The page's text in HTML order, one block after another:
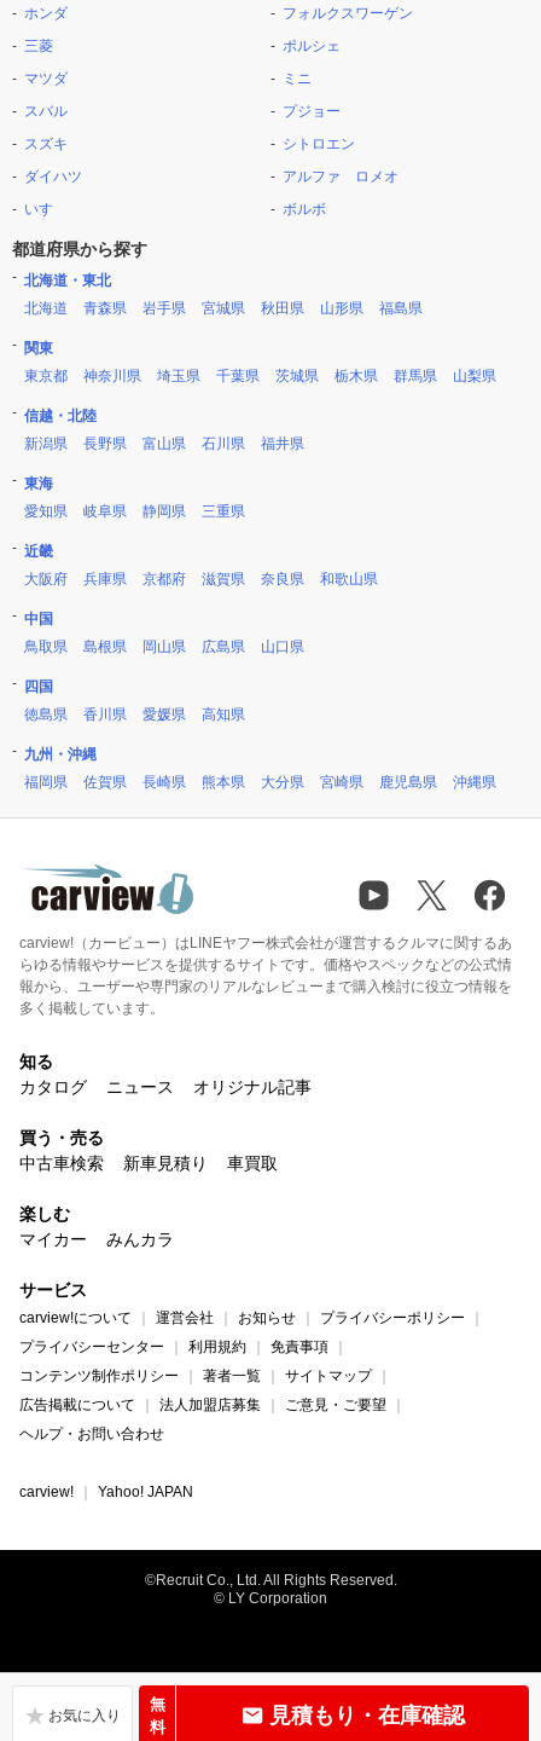
無
料
見積もり・在庫確認
ホンダ
三菱
マツダ
スバル
スズキ
ダイハツ
いすゞ
フォルクスワーゲン
ポルシェ
ミニ
プジョー
シトロエン
アルファ ロメオ
ボルボ
都道府県から探す
北海道・東北
北海道
青森県 岩手県 宮城県 秋田県 山形県 福島県
関東
東京都
神奈川県 埼玉県 千葉県 茨城県 栃木県 群馬県 山梨県
信越・北陸
新潟県
長野県 富山県 石川県 福井県
東海
愛知県
岐阜県 静岡県 三重県
近畿
大阪府
兵庫県 京都府 滋賀県 奈良県 和歌山県
中国
鳥取県
島根県 岡山県 広島県 山口県
四国
徳島県
香川県 愛媛県 高知県
九州・沖縄
福岡県
佐賀県 長崎県 熊本県 大分県 宮崎県 鹿児島県 沖縄県
carview!（カービュー）はLINEヤフー株式会社が運営するクルマに関するあ
らゆる情報やサービスを提供するサイトです。価格やスペックなどの公式情
報から、ユーザーや専門家のリアルなレビューまで購入検討に役立つ情報を
多く掲載しています。
知る
カタログ
ニュース オリジナル記事
買う・売る
中古車検索
新車見積り 車買取
楽しむ
マイカー
みんカラ
サービス
carview!について 運営会社 お知らせ
プライバシーポリシー
プライバシーセンター
利用規約
免責事項
コンテンツ制作ポリシー
著者一覧
サイトマップ
広告掲載について
法人加盟店募集
ご意見・ご要望
ヘルプ・お問い合わせ
carview! Yahoo! JAPAN
©Recruit Co., Ltd. All Rights Reserved.
© LY Corporation